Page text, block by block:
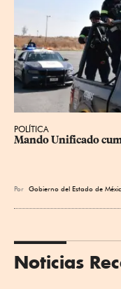
POLÍTICA
Mando Unificado
Por Gobierno del Estado de
Noticias